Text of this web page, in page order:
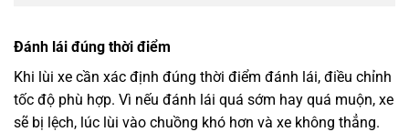
Đánh lái đúng thời điểm
Khi lùi xe cần xác định đúng thời điểm đánh lái, điều chỉnh
tốc độ phù hợp. Vì nếu đánh lái quá sớm hay quá muộn, xe
sẽ bị lệch, lúc lùi vào chuồng khó hơn và xe không thẳng.